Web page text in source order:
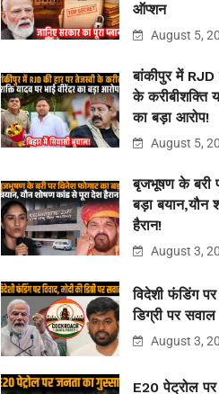
ऑप्शन
August 5,
बांकीपुर में RJD
के करीबीशक्ति
का बड़ा आरोप!
August 5,
बृजभूषण के बरी
बड़ा
हैरान!
August 3,
विदेशी फंडिंग पर
डिग्री पर सवाल
August 3,
E20 पेट्रोल